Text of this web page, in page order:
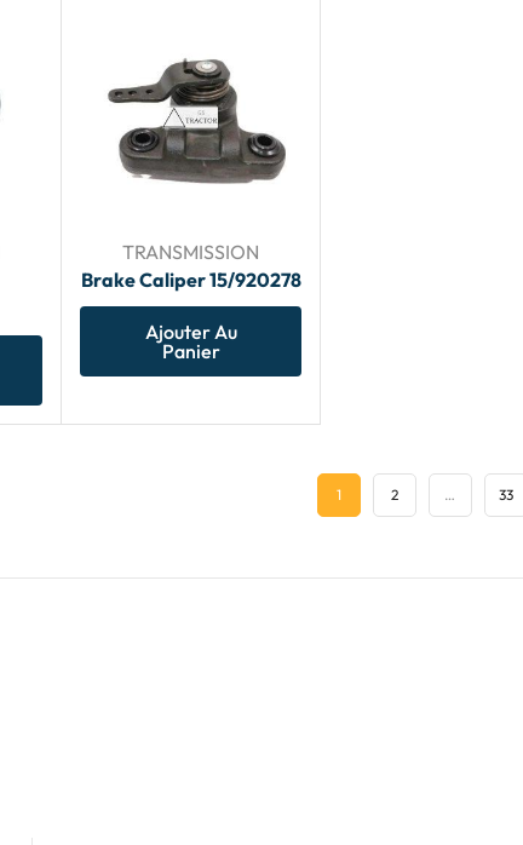
TRANSMISSION
Brake Caliper 15/920278
Ajouter Au
Panier
1 2 … 33